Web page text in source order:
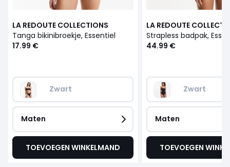
LA REDOUTE COLLECTIONS
Tanga bikinibroekje, Essentiel
17.99 €
Zwart
Maten
TOEVOEGEN WINKELMAND
LA REDOUTE
Strapless badpak,
44.99 €
Zwart
Maten
TOEVOEGEN